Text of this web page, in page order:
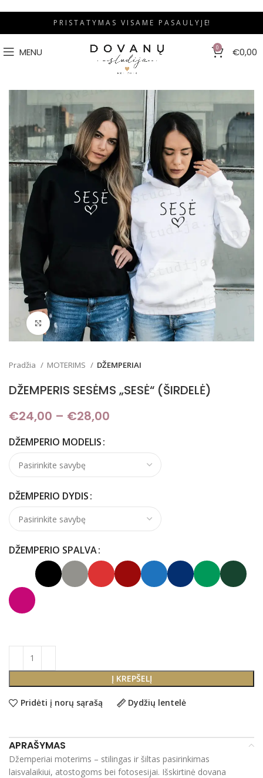
P R I S T A T Y M A S V I S A M E P A S A U L Y J E!
MENU 0 €0,00
Padidinti
Pradžia MOTERIMS DŽEMPERIAI
DŽEMPERIS SESĖMS „SESĖ“ (ŠIRDELĖ)
€24,00 – €28,00
DŽEMPERIO MODELIS
DŽEMPERIO DYDIS
DŽEMPERIO SPALVA
Į KREPŠELĮ
Pridėti į norų sąrašą Dydžių lentelė
APRAŠYMAS
Džemperiai moterims – stilingas ir šiltas pasirinkimas
laisvalaikiui, atostogoms bei fotosesijai. Išskirtinė dovana